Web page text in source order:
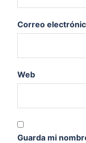
Correo
Web
Guarda mi